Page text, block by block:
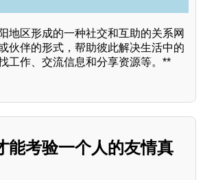
地区形成的一种社交和互助的关系网
伙伴的形式，帮助彼此解决生活中的
工作、交流信息和分享资源等。**
能考验一个人的友情真